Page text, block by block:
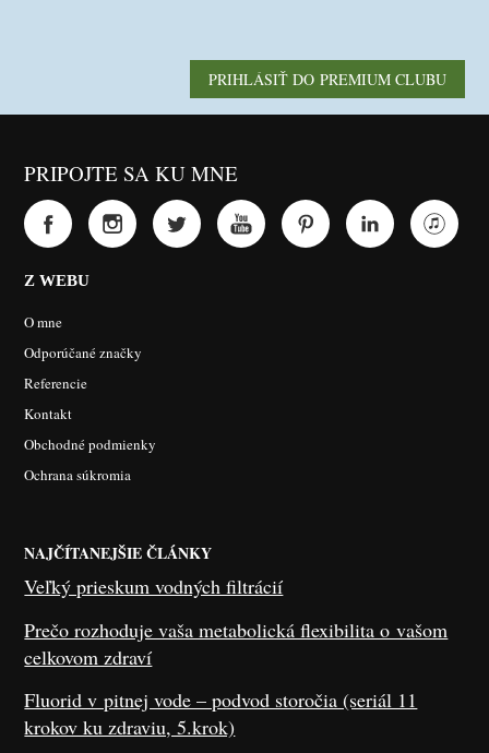
PRIHLÁSIŤ DO PREMIUM CLUBU
PRIPOJTE SA KU MNE
Z WEBU
O mne
Odporúčané značky
Referencie
Kontakt
Obchodné podmienky
Ochrana súkromia
NAJČÍTANEJŠIE ČLÁNKY
Veľký prieskum vodných filtrácií
Prečo rozhoduje vaša metabolická flexibilita o vašom
celkovom zdraví
Fluorid v pitnej vode – podvod storočia (seriál 11
krokov ku zdraviu, 5.krok)